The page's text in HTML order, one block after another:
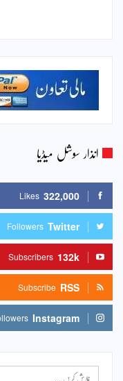
انذار سوشل میڈیا
322,000
Likes
Twitter
Followers
132k
Subscribers
RSS
Subscribe
Instagram